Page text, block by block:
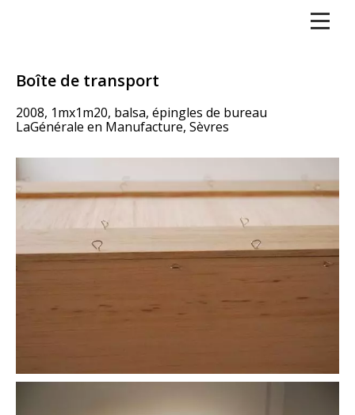
Boîte de transport
2008, 1mx1m20, balsa, épingles de bureau
LaGénérale en Manufacture, Sèvres